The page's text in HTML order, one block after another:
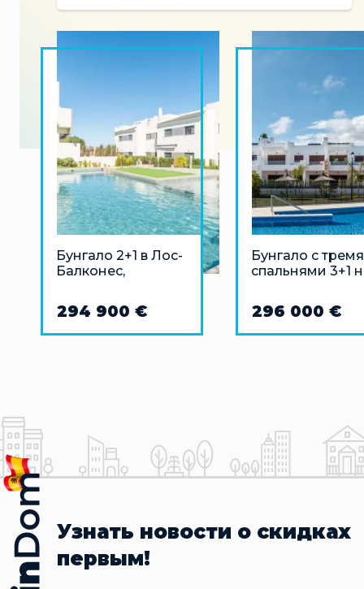
Бунгало 2+1 в Лос-
Балконес,
294 900 €
Бунгало с тремя
спальнями 3+1
Коста-де-
Альмерия
296 000 €
Узнать новости о скидках
первым!